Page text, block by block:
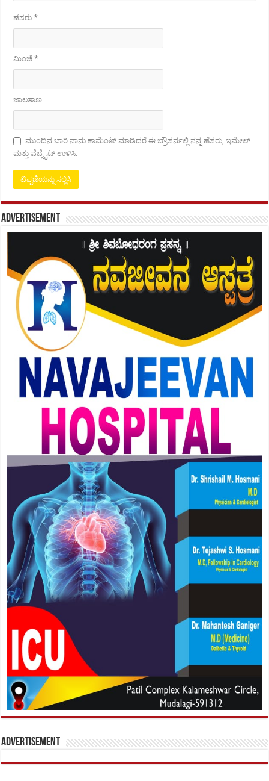
ಹೆಸರು*
ಮಿಂಚೆ*
ಜಾಲತಾಣ
ಮುಂದಿನ ಬಾರಿ ನಾನು ಕಾಮೆಂಟ್ ಮಾಡಿದರೆ ಈ ಬ್ರೌಸರ್ನಲ್ಲಿ ನನ್ನ ಹೆಸರು, ಇಮೇಲ್
ಮತ್ತು ವೆಬ್ಸೈಟ್ ಉಳಿಸಿ.
Advertisement
Advertisement